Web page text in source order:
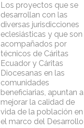
Los proyectos que se
desarrollan con las
diversas jurisdicciones
eclesiásticas y que son
acompañados por
técnicos de Cáritas
Ecuador y Cáritas
Diocesanas en las
comunidades
beneficiarias, apuntan a
mejorar la calidad de
vida de la población en
el marco del Desarrollo